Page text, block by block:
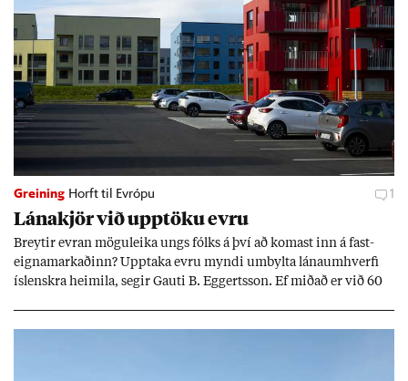
Greining Horft til Evrópu 1
Lána­kjör við upp­töku evru
Breyt­ir evr­an mögu­leika ungs fólks á því að kom­ast inn á fast­
eigna­mark­að­inn? Upp­taka evru myndi um­bylta lánaum­hverfi
ís­lenskra heim­ila, seg­ir Gauti B. Eggerts­son. Ef mið­að er við 60